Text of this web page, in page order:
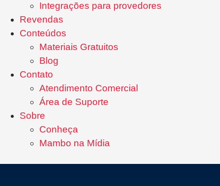
Integrações para provedores
Revendas
Conteúdos
Materiais Gratuitos
Blog
Contato
Atendimento Comercial
Área de Suporte
Sobre
Conheça
Mambo na Mídia